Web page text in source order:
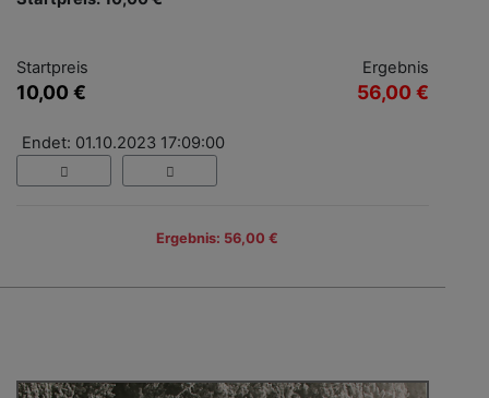
Startpreis
10,00 €
Ergebnis
56,00 €
Endet: 01.10.2023 17:09:00
Ergebnis: 56,00 €